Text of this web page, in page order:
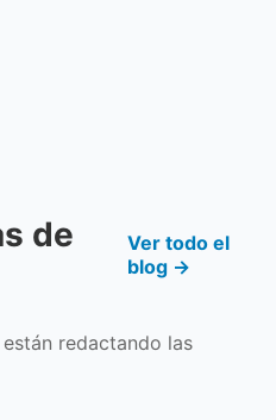
de
Ver todo el
blog →
redactando las